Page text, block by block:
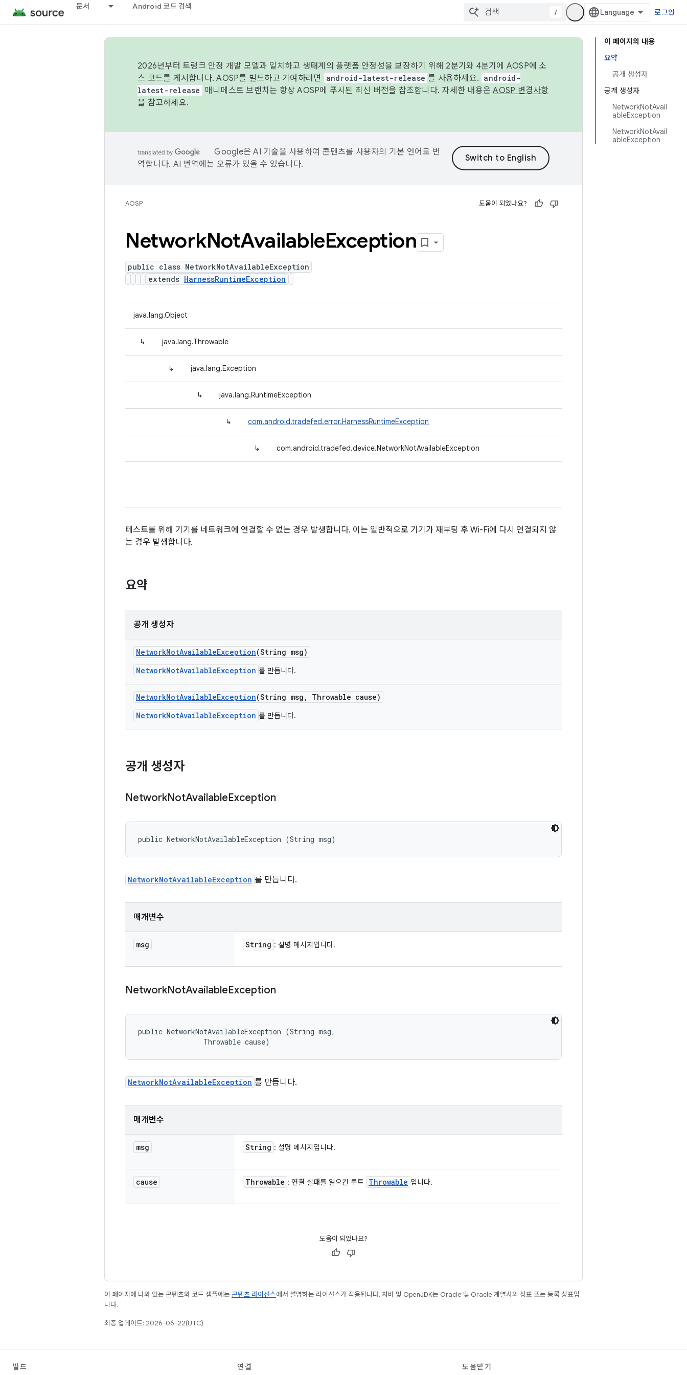
문서 Android 코드 검색
/ 로그인
이 페이지의 내용
요약
공개 생성자
공개 생성자
NetworkNotAvail
ableException
NetworkNotAvail
ableException
2026년부터 트렁크 안정 개발 모델과 일치하고 생태계의 플랫폼 안정성을 보장하기 위해 2분기와 4분기에 AOSP에 소
스 코드를 게시합니다. AOSP를 빌드하고 기여하려면
android-latest-release 를 사용하세요. android-
latest-release
매니페스트 브랜치는 항상 AOSP에 푸시된 최신 버전을 참조합니다. 자세한 내용은AOSP 변경사항
을 참고하세요.
Google은 AI 기술을 사용하여 콘텐츠를 사용자의 기본 언어로 번
역합니다. AI 번역에는 오류가 있을 수 있습니다.
AOSP 도움이 되었나요?
NetworkNotAvailableException
public class NetworkNotAvailableException
extends HarnessRuntimeException
java.lang.Object
↳ java.lang.Throwable
↳ java.lang.Exception
↳ java.lang.RuntimeException
↳ com.android.tradefed.error.HarnessRuntimeException
↳ com.android.tradefed.device.NetworkNotAvailableException
테스트를 위해 기기를 네트워크에 연결할 수 없는 경우 발생합니다. 이는 일반적으로 기기가 재부팅 후 Wi-Fi에 다시 연결되지 않
는 경우 발생합니다.
요약
공개 생성자
NetworkNotAvailableException(String msg)
NetworkNotAvailableException 를 만듭니다.
NetworkNotAvailableException(String msg ,
Throwable cause)
NetworkNotAvailableException 를 만듭니다.
공개 생성자
NetworkNotAvailableException
public NetworkNotAvailableException (String msg)
NetworkNotAvailableException 를 만듭니다.
매개변수
msg String : 설명 메시지입니다.
NetworkNotAvailableException
public NetworkNotAvailableException (String msg,
                Throwable cause)
NetworkNotAvailableException 를 만듭니다.
매개변수
msg String : 설명 메시지입니다.
cause Throwable : 연결 실패를 일으킨 루트 Throwable 입니다.
도움이 되었나요?
이 페이지에 나와 있는 콘텐츠와 코드 샘플에는 콘텐츠 라이선스에서 설명하는 라이선스가 적용됩니다. 자바 및 OpenJDK는 Oracle 및 Oracle 계열사의 상표 또는 등록 상표입
니다.
최종 업데이트: 2026-06-22(UTC)
빌드 연결 도움받기